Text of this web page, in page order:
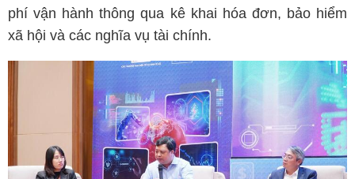
phí vận hành thông qua kê khai hóa đơn, bảo hiểm
xã hội và các nghĩa vụ tài chính.